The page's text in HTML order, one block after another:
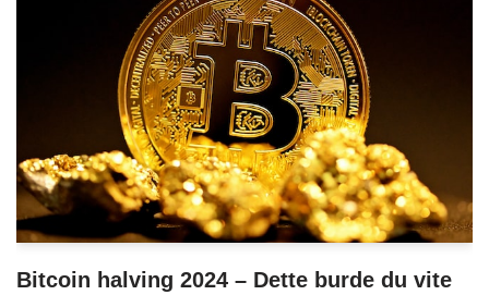
Bitcoin halving 2024 – Dette burde du vite